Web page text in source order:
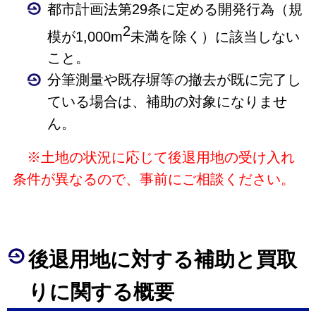
都市計画法第29条に定める開発行為（規
模が1,000m2未満を除く）に該当しない
こと。
分筆測量や既存塀等の撤去が既に完了し
ている場合は、補助の対象になりませ
ん。
※土地の状況に応じて後退用地の受け入れ
条件が異なるので、事前にご相談ください。
後退用地に対する補助と 買取
りに関する概要